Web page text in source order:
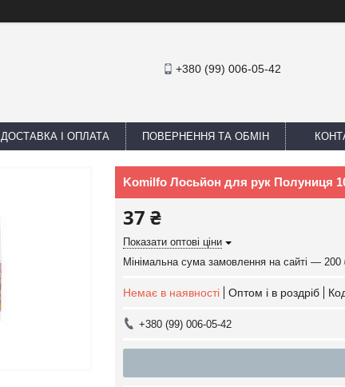
+380 (99) 006-05-42
ДОСТАВКА І ОПЛАТА ПОВЕРНЕННЯ ТА ОБМІН
Komilfo Лосьйон для рук Полуниця
37 ₴
Показати оптові ціни
Мінімальна сума замовлення на сайті — 200
Немає в наявності Оптом і в роздріб
+380 (99) 006-05-42